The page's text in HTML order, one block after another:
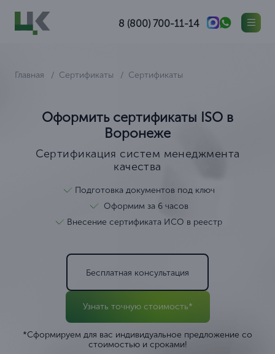
8 (800) 700-11-14
Главная Сертификаты Сертификаты
Оформить сертификаты ISO в
Воронеже
Сертификация систем менеджмента
качества
Подготовка документов под ключ
Оформим за 6 часов
Внесение сертификата ИСО в реестр
Бесплатная консультация
Узнать точную стоимость*
*Сформируем для вас индивидуальное предложение со
стоимостью и сроками!